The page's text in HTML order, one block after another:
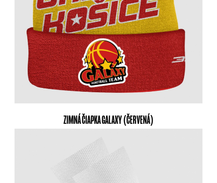
ZIMNÁ ČIAPKA GALAXY (ČERVENÁ)